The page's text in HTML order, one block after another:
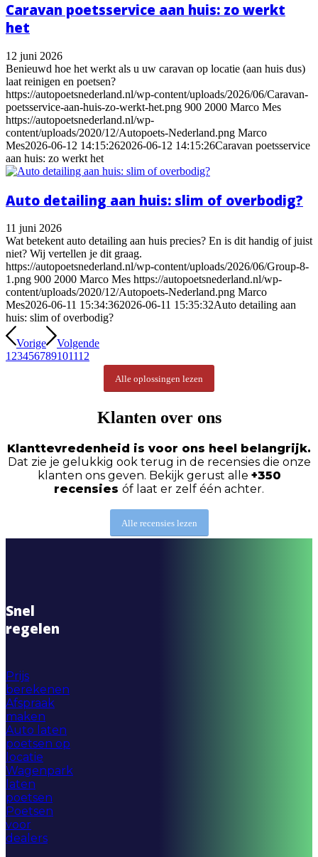
Caravan poetsservice aan huis: zo werkt
het
12 juni 2026
Benieuwd hoe het werkt als u uw caravan op locatie (aan huis dus)
laat reinigen en poetsen?
https://autopoetsnederland.nl/wp-content/uploads/2026/06/Caravan-
poetsservice-aan-huis-zo-werkt-het.png 900 2000 Marco Mes
https://autopoetsnederland.nl/wp-
content/uploads/2020/12/Autopoets-Nederland.png Marco
Mes2026-06-12 14:15:262026-06-12 14:15:26Caravan poetsservice
aan huis: zo werkt het
Auto detailing aan huis: slim of overbodig?
11 juni 2026
Wat betekent auto detailing aan huis precies? En is dit handig of juist
niet? Wij vertellen je dit graag.
https://autopoetsnederland.nl/wp-content/uploads/2026/06/Group-8-
1.png 900 2000 Marco Mes https://autopoetsnederland.nl/wp-
content/uploads/2020/12/Autopoets-Nederland.png Marco
Mes2026-06-11 15:34:362026-06-11 15:35:32Auto detailing aan
huis: slim of overbodig?
Vorige
Volgende
1 23456789101112
Alle oplossingen lezen
Klanten over ons
Klanttevredenheid is voor ons heel belangrijk.
Dat zie je gelukkig ook terug in de recensies die onze
klanten ons geven. Bekijk gerust alle +350
recensies óf laat er zelf één achter.
Alle recensies lezen
Snel
regelen
Prijs
berekenen
Afspraak
maken
Auto laten
poetsen op
locatie
Wagenpark
laten
poetsen
Poetsen
voor
dealers